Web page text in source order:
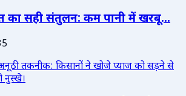
सही संतुलन: कम पानी में खरबू...